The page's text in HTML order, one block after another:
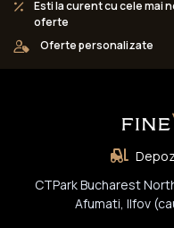
Esti la curent cu cele mai
oferte
Oferte personalizate
CTPark Bucharest
Afumati, Ilfov